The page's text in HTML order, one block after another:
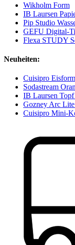
Wikholm Form
IB Laursen
Pip Studio
GEFU Digital-
Flexa STUDY
Neuheiten:
Cuisipro
Sodastream
IB Laursen
Gozney Arc
Cuisipro Mini-